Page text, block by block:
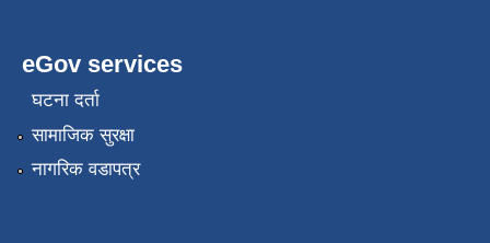
eGov services
घटना दर्ता
सामाजिक सुरक्षा
नागरिक वडापत्र